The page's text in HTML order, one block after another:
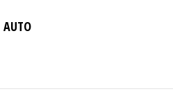
AUTO